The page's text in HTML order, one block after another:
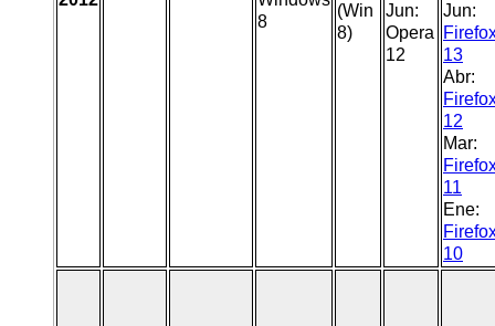
8
(Win
8)
Jun:
Opera
12
Jun:
13
Abr:
12
Mar:
11
Ene:
10